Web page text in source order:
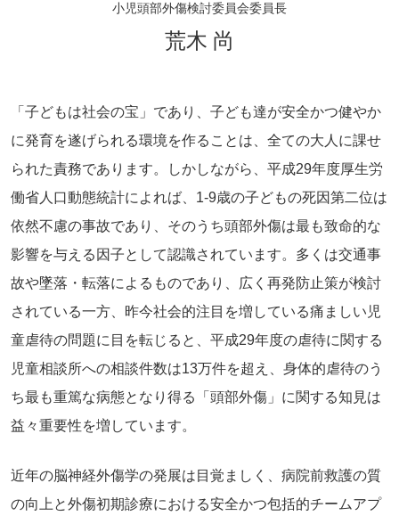
小児頭部外傷検討委員会委員長
荒木 尚
「子どもは社会の宝」であり、子ども達が安全かつ健やか
に発育を遂げられる環境を作ることは、全ての大人に課せ
られた責務であります。しかしながら、平成29年度厚生労
働省人口動態統計によれば、1-9歳の子どもの死因第二位は
依然不慮の事故であり、そのうち頭部外傷は最も致命的な
影響を与える因子として認識されています。多くは交通事
故や墜落・転落によるものであり、広く再発防止策が検討
されている一方、昨今社会的注目を増している痛ましい児
童虐待の問題に目を転じると、平成29年度の虐待に関する
児童相談所への相談件数は13万件を超え、身体的虐待のう
ち最も重篤な病態となり得る「頭部外傷」に関する知見は
益々重要性を増しています。
近年の脳神経外傷学の発展は目覚ましく、病院前救護の質
の向上と外傷初期診療における安全かつ包括的チームアプ